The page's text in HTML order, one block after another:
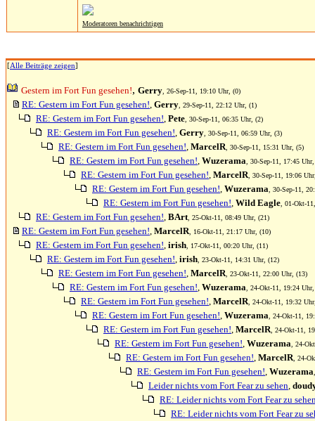
Moderatoren benachrichtigen
[Alle Beiträge zeigen]
Gestern im Fort Fun gesehen!, Gerry , 26-Sep-11, 19:10 Uhr, (0)
RE: Gestern im Fort Fun gesehen!, Gerry , 29-Sep-11, 22:12 Uhr, (1)
RE: Gestern im Fort Fun gesehen!, Pete , 30-Sep-11, 06:35 Uhr, (2)
RE: Gestern im Fort Fun gesehen!, Gerry , 30-Sep-11, 06:59 Uhr, (3)
RE: Gestern im Fort Fun gesehen!, MarcelR , 30-Sep-11, 15:31 Uhr, (5)
RE: Gestern im Fort Fun gesehen!, Wuzerama , 30-Sep-11, 17:45
RE: Gestern im Fort Fun gesehen!, MarcelR , 30-Sep-11, 19:06
RE: Gestern im Fort Fun gesehen!, Wuzerama , 30-Sep-11,
RE: Gestern im Fort Fun gesehen!, Wild Eagle , 01-Okt-
RE: Gestern im Fort Fun gesehen!, BArt , 25-Okt-11, 08:49 Uhr, (21)
RE: Gestern im Fort Fun gesehen!, MarcelR , 16-Okt-11, 21:17 Uhr, (10)
RE: Gestern im Fort Fun gesehen!, irish , 17-Okt-11, 00:20 Uhr, (11)
RE: Gestern im Fort Fun gesehen!, irish , 23-Okt-11, 14:31 Uhr, (12)
RE: Gestern im Fort Fun gesehen!, MarcelR , 23-Okt-11, 22:00 Uhr, (13)
RE: Gestern im Fort Fun gesehen!, Wuzerama , 24-Okt-11, 19:24
RE: Gestern im Fort Fun gesehen!, MarcelR , 24-Okt-11, 19:32
RE: Gestern im Fort Fun gesehen!, Wuzerama , 24-Okt-11,
RE: Gestern im Fort Fun gesehen!, MarcelR , 24-Okt-11,
RE: Gestern im Fort Fun gesehen!, Wuzerama , 24-
RE: Gestern im Fort Fun gesehen!, MarcelR , 24-
RE: Gestern im Fort Fun gesehen!, Wuzerama
Leider nichts vom Fort Fear zu sehen,
RE: Leider nichts vom Fort Fear zu
RE: Leider nichts vom Fort Fear zu